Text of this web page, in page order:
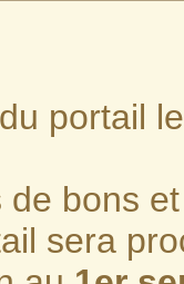
portail
bons
sera